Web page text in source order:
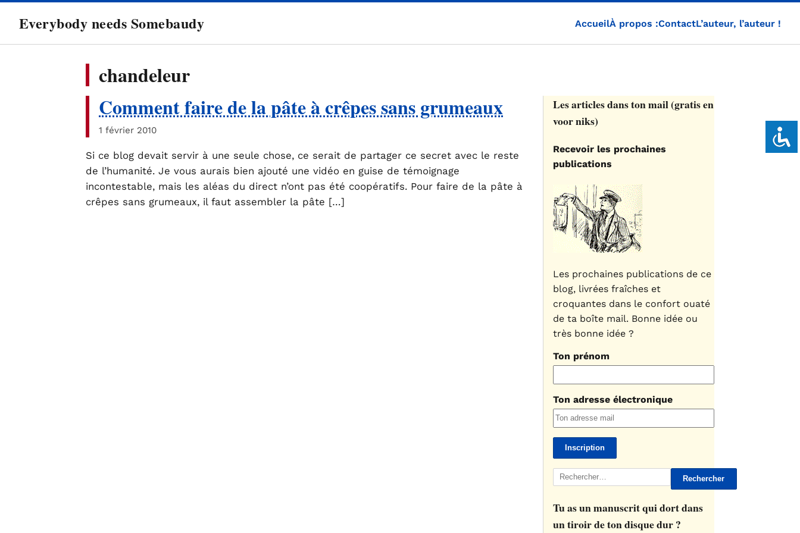
Everybody needs Somebaudy AccueilÀ propos :ContactL’auteur, l’auteur !
chandeleur
Comment faire de la pâte à crêpes sans grumeaux
1 février 2010
Si ce blog devait servir à une seule chose, ce serait de partager ce secret avec le reste
de l’humanité. Je vous aurais bien ajouté une vidéo en guise de témoignage
incontestable, mais les aléas du direct n’ont pas été coopératifs. Pour faire de la pâte à
crêpes sans grumeaux, il faut assembler la pâte […]
Les articles dans ton mail (gratis en
voor niks)
Recevoir les prochaines
publications
Les prochaines publications de ce
blog, livrées fraîches et
croquantes dans le confort ouaté
de ta boîte mail. Bonne idée ou
très bonne idée ?
Ton prénom
Ton adresse électronique
Rechercher :
Tu as un manuscrit qui dort dans
un tiroir de ton disque dur ?